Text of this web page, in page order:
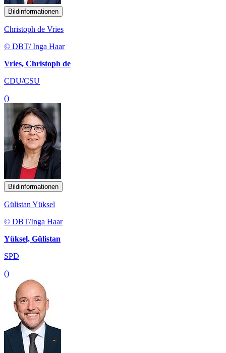
Bildinformationen
Christoph de Vries
© DBT/ Inga Haar
Vries, Christoph de
CDU/CSU
()
Bildinformationen
Gülistan Yüksel
© DBT/Inga Haar
Yüksel, Gülistan
SPD
()